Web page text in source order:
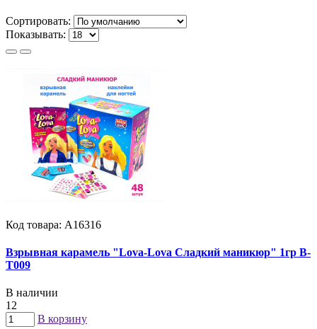
Сортировать:
Показывать:
Код товара: А16316
Взрывная карамель "Lova-Lova Сладкий маникюр" 1гр B-
T009
В наличии
12
В корзину